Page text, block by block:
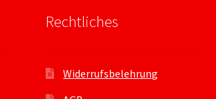
Rechtliches
Widerrufsbelehrung